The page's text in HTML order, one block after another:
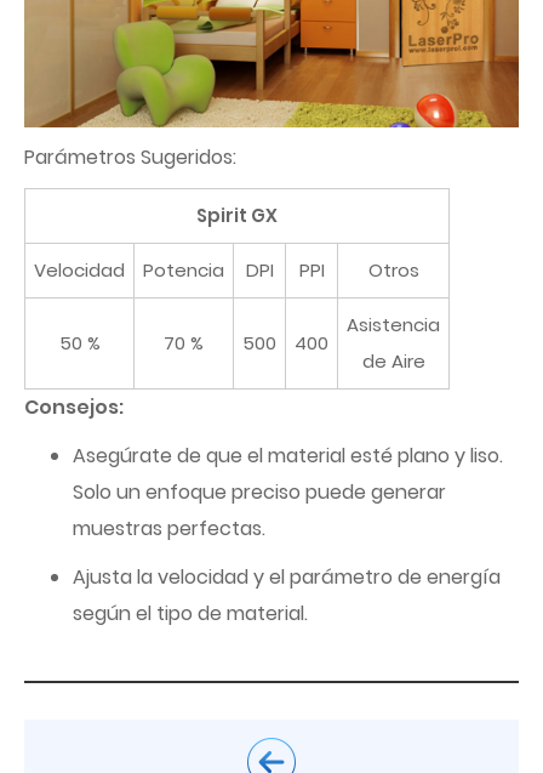
Parámetros Sugeridos:
Spirit GX
Velocidad Potencia DPI PPI Otros
50 % 70 % 500 400
Asistencia
de Aire
Consejos:
Asegúrate de que el material esté plano y liso.
Solo un enfoque preciso puede generar
muestras perfectas.
Ajusta la velocidad y el parámetro de energía
según el tipo de material.